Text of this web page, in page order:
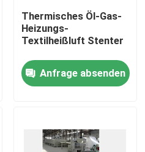
Thermisches Öl-Gas-
Heizungs-
Textilheißluft Stenter
Anfrage absenden